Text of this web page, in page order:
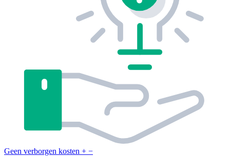
Geen verborgen kosten + −